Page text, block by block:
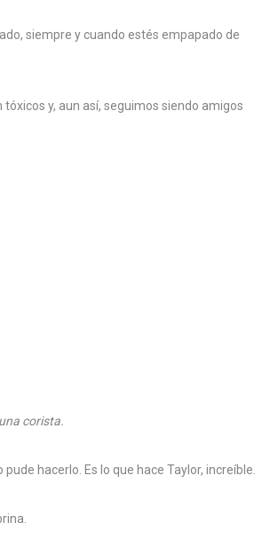
siempre y cuando estés empapado de
y, aun así, seguimos siendo amigos
corista.
hacerlo. Es lo que hace Taylor, increíble.